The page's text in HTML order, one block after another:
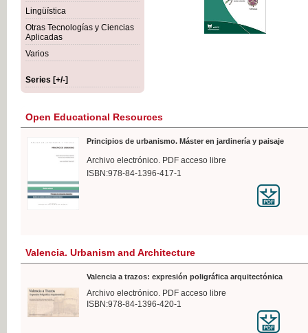
Lingüística
Otras Tecnologías y Ciencias
Aplicadas
Varios
Series [+/-]
Open Educational Resources
Principios de urbanismo. Máster en jardinería y paisaje
Archivo electrónico. PDF acceso libre
ISBN:978-84-1396-417-1
Valencia. Urbanism and Architecture
Valencia a trazos: expresión poligráfica arquitectónica
Archivo electrónico. PDF acceso libre
ISBN:978-84-1396-420-1